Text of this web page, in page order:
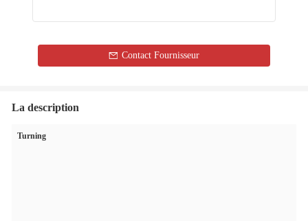
Contact Fournisseur
La description
Turning